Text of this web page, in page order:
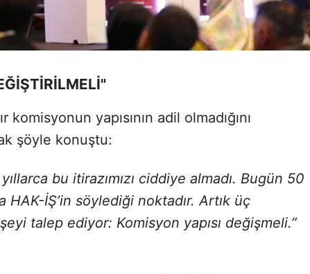
komisyonun yapısının adil olmadığını
şöyle konuştu:
bu itirazımızı ciddiye almadı. Bugün 50
HAK-İŞ’in söylediği noktadır. Artık üç
talep ediyor: Komisyon yapısı değişmeli.”